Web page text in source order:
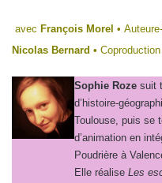
avec François Morel •
Nicolas Bernard •
Sophie Roze suit
d’histoire-
Toulouse, puis se
d’animation en
Poudrière à
Elle réalise Les